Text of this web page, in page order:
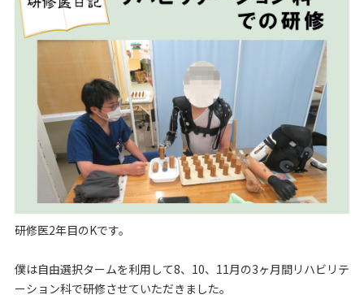
研修医2年目のKです。
僕は自由選択タームを利用して8、10、11月の3ヶ月間リハビリテ
ーション科で研修させていただきました。